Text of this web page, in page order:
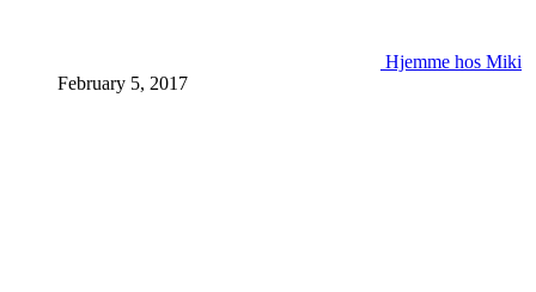
Hjemme hos Miki
February 5, 2017